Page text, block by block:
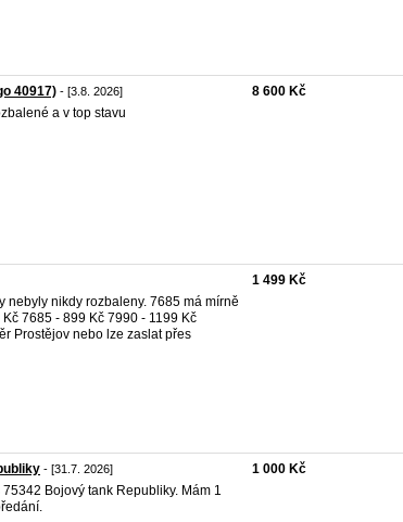
40917) - [3.8. 2026]
a v top stavu
8 600 Kč
nebyly nikdy rozbaleny. 7685 má mírně
7685 - 899 Kč 7990 - 1199 Kč
Prostějov nebo lze zaslat přes
1 499 Kč
- [31.7. 2026]
75342 Bojový tank Republiky. Mám 1
1 000 Kč